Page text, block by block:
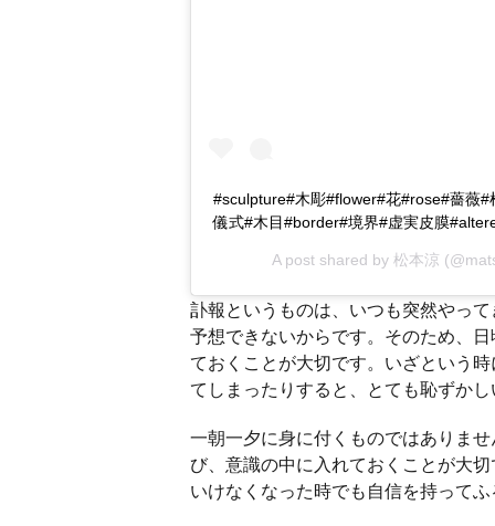
#sculpture#木彫#flower#花#rose#薔薇
儀式#木目#border#境界#虚実皮膜
A post shared by 松本涼
訃報というものは、いつも突然やっ
予想できないからです。そのため、
ておくことが大切です。いざという
てしまったりすると、とても恥ずか
一朝一夕に身に付くものではありま
び、意識の中に入れておくことが大
いけなくなった時でも自信を持って